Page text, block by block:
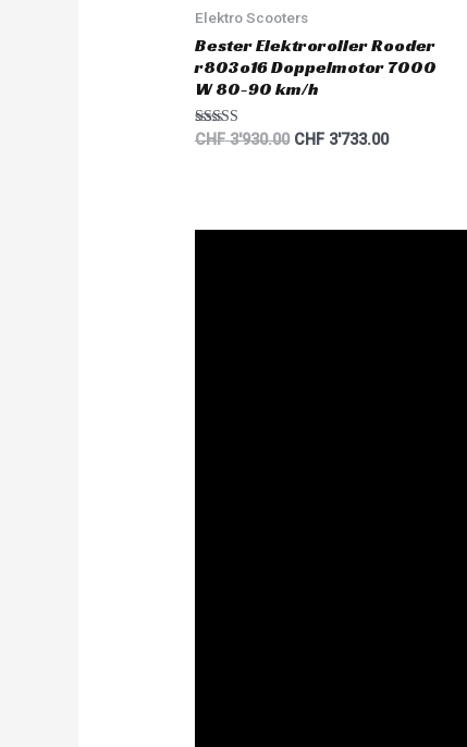
Elektro Scooters
Bester Elektroroller Rooder
r803o16 Doppelmotor 7000
W 80-90 km/h
Rated
CHF3'930.00 CHF3'733.00